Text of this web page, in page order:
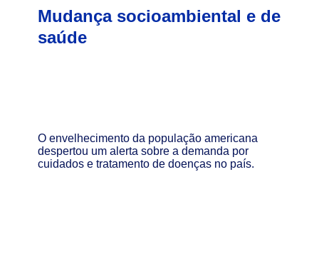
Mudança socioambiental e de
saúde
O envelhecimento da população americana
despertou um alerta sobre a demanda por
cuidados e tratamento de doenças no país.